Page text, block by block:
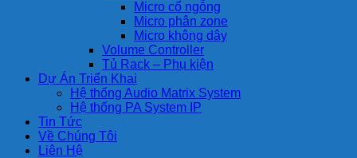
Micro cổ ngỗng
Micro phân zone
Micro không dây
Volume Controller
Tủ Rack – Phụ kiện
Dự Án Triển Khai
Hệ thống Audio Matrix System
Hệ thống PA System IP
Tin Tức
Về Chúng Tôi
Liên Hệ